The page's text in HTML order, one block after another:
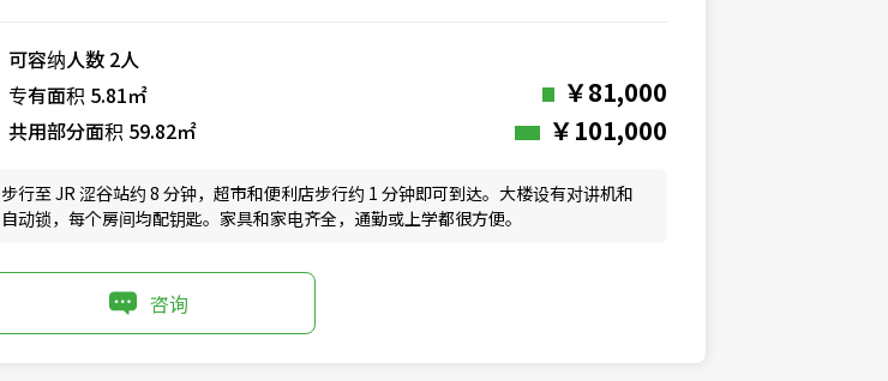
可容纳人数 2人
专有面积 5.81㎡
共用部分面积 59.82㎡
￥81,000
￥101,000
步行至 JR 涩谷站约 8 分钟，超市和便利店步行约 1 分钟即可到达。大楼设有对讲机和
自动锁，每个房间均配钥匙。家具和家电齐全，通勤或上学都很方便。
咨询